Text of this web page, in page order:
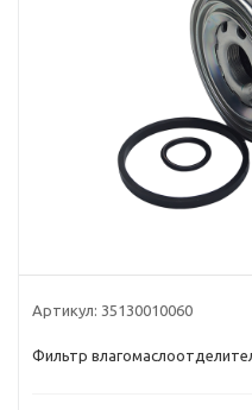
Артикул: 35130010060
Фильтр